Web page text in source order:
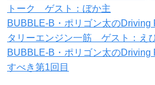
トーク ゲスト：ぼか主
BUBBLE-B・ポリゴン太の
タリーエンジン一筋 ゲスト：え
BUBBLE-B・ポリゴン太の
すべき第1回目